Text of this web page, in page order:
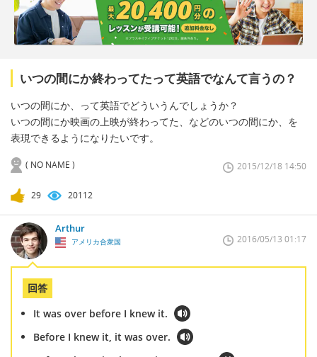
いつの間にか終わってたって英語でなんて言うの？
いつの間にか、って英語でどういうんでしょうか？
いつの間にか映画の上映が終わってた、などのいつの間にか、を
表現できるようになりたいです。
( NO NAME ) 2015/12/18 14:50
29 20112
Arthur
アメリカ合衆国 2016/05/13 01:17
回答
It was over before I knew it.
Before I knew it, it was over.